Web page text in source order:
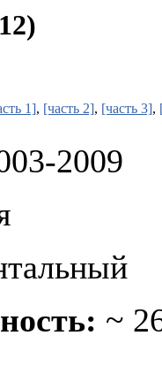
1], [часть 2], [часть 3],
2009
~